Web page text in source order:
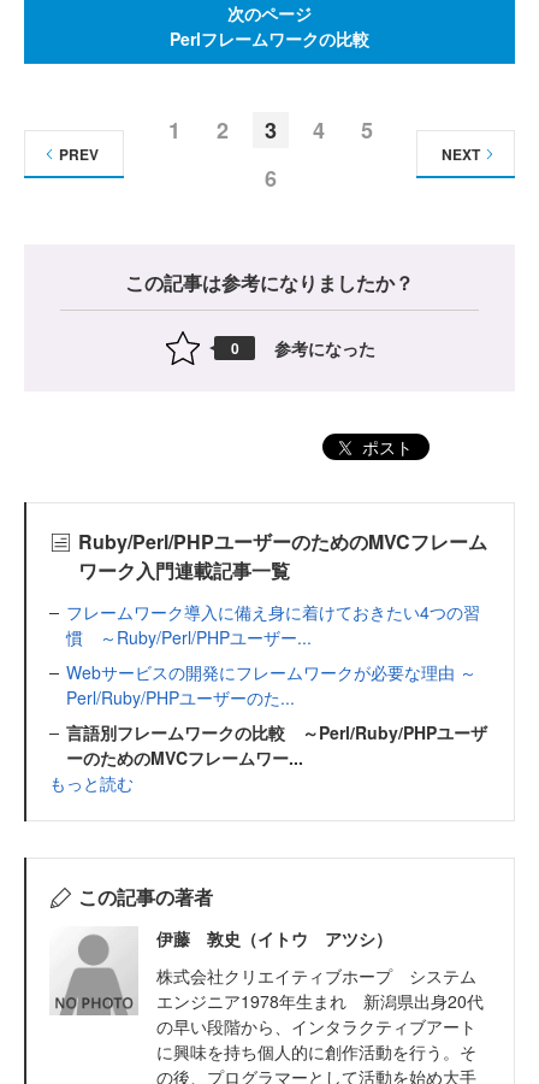
次のページ
Perlフレームワークの比較
1 2 3 4
5
6
PREV NEXT
この記事は参考になりましたか？
0 参考になった
ポスト
Ruby/Perl/PHPユーザーのためのMVCフレーム
ワーク入門連載記事一覧
フレームワーク導入に備え身に着けておきたい4つの習
慣 ～Ruby/Perl/PHPユーザー...
Webサービスの開発にフレームワークが必要な理由 ～
Perl/Ruby/PHPユーザーのた...
言語別フレームワークの比較 ～Perl/Ruby/PHPユーザ
ーのためのMVCフレームワー...
もっと読む
この記事の著者
伊藤 敦史（イトウ アツシ）
株式会社クリエイティブホープ システム
エンジニア1978年生まれ 新潟県出身20代
の早い段階から、インタラクティブアート
に興味を持ち個人的に創作活動を行う。そ
の後、プログラマーとして活動を始め大手